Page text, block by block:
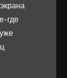
где